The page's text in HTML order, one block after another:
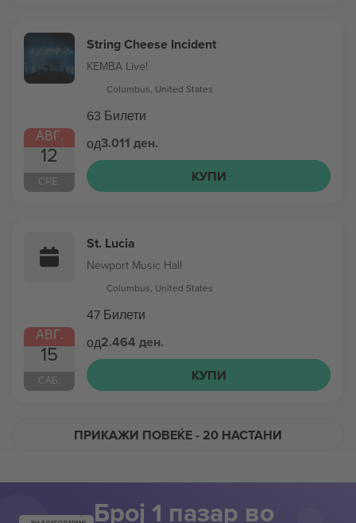
АВГ.
12
СРЕ.
String Cheese Incident
KEMBA Live!
Columbus, United States
63 Билети
од3.011 ден.
КУПИ
АВГ.
15
САБ.
St. Lucia
Newport Music Hall
Columbus, United States
47 Билети
од2.464 ден.
КУПИ
ПРИКАЖИ ПОВЕЌЕ- 20 НАСТАНИ
Број 1 пазар во